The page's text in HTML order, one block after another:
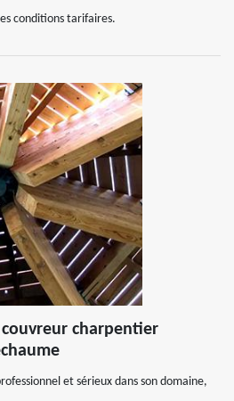
conditions tarifaires.
charpentier
et sérieux dans son domaine,